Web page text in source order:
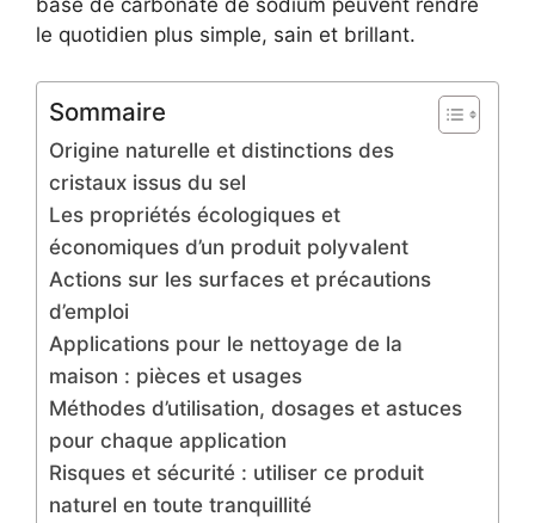
base de carbonate de sodium peuvent rendre
le quotidien plus simple, sain et brillant.
Sommaire
Origine naturelle et distinctions des
cristaux issus du sel
Les propriétés écologiques et
économiques d’un produit polyvalent
Actions sur les surfaces et précautions
d’emploi
Applications pour le nettoyage de la
maison : pièces et usages
Méthodes d’utilisation, dosages et astuces
pour chaque application
Risques et sécurité : utiliser ce produit
naturel en toute tranquillité